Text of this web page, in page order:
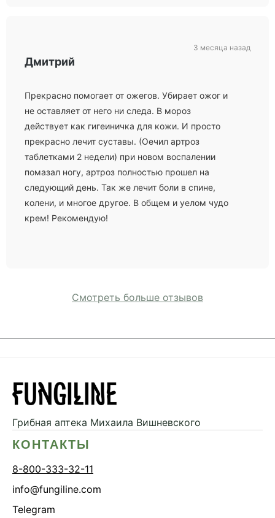
Дмитрий
Прекрасно помогает от ожегов. Убирает ожог и
не оставляет от него ни следа. В мороз
действует как гигеиничка для кожи. И просто
прекрасно лечит суставы. (Оечил артроз
таблетками 2 недели) при новом воспалении
помазал ногу, артроз полностью прошел на
следующий день. Так же лечит боли в спине,
колени, и многое другое. В общем и уелом чудо
крем! Рекомендую!
3 месяца назад
Смотреть больше отзывов
Грибная аптека Михаила Вишневского
КОНТАКТЫ
8-800-333-32-11
info@fungiline.com
Telegram